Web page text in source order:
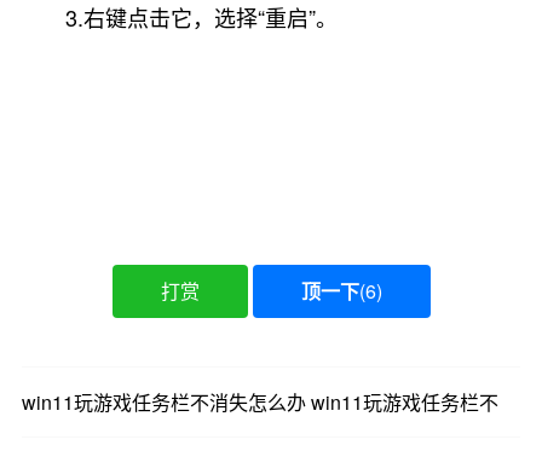
3.右键点击它，选择“重启”。
打赏 顶一下(6)
win11玩游戏任务栏不消失怎么办 win11玩游戏任务栏不